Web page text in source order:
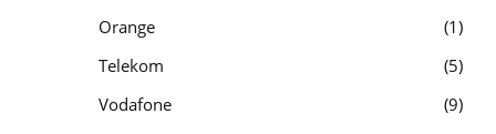
Orange
1
Telekom
5
Vodafone
9